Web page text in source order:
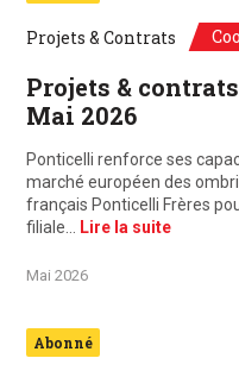
Projets & Contrats
Projets &
Mai 2026
Ponticelli renforce ses
marché européen des
français Ponticelli Frères
filiale…
Lire la suite
Mai 2026
Abonné